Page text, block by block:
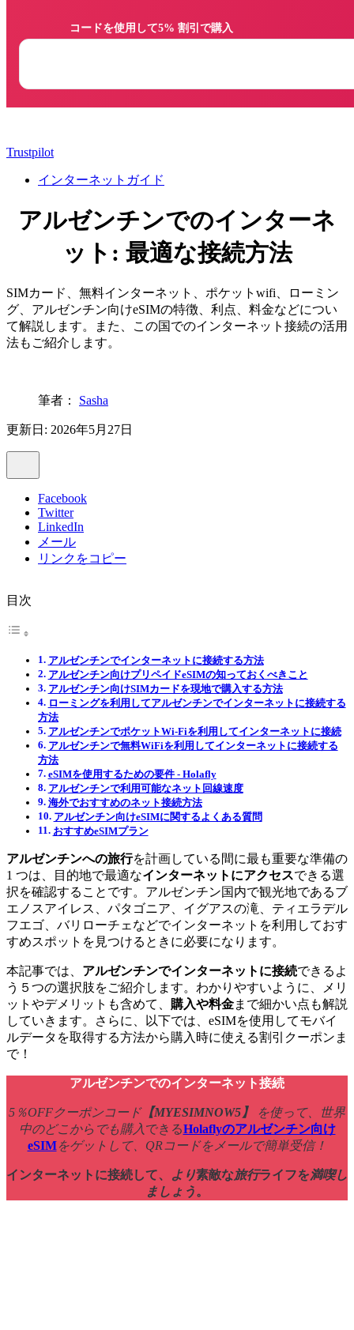
Trustpilot
インターネットガイド
アルゼンチンでのインターネ
ット: 最適な接続方法
SIMカード、無料インターネット、ポケットwifi、ローミン
グ、アルゼンチン向けeSIMの特徴、利点、料金などについ
て解説します。また、この国でのインターネット接続の活用
法もご紹介します。
筆者： Sasha
更新日: 2026年5月27日
Facebook
Twitter
LinkedIn
メール
リンクをコピー
目次
アルゼンチンでインターネットに接続する方法
アルゼンチン向けプリペイドeSIMの知っておくべきこと
アルゼンチン向けSIMカードを現地で購入する方法
ローミングを利用してアルゼンチンでインターネットに接続する
方法
アルゼンチンでポケットWi-Fiを利用してインターネットに接続
アルゼンチンで無料WiFiを利用してインターネットに接続する
方法
eSIMを使用するための要件 ‐ Holafly
アルゼンチンで利用可能なネット回線速度
海外でおすすめのネット接続方法
アルゼンチン向けeSIMに関するよくある質問
おすすめeSIMプラン
アルゼンチンへの旅行を計画している間に最も重要な準備の
1 つは、目的地で最適なインターネットにアクセスできる選
択を確認することです。アルゼンチン国内で観光地であるブ
エノスアイレス、パタゴニア、イグアスの滝、ティエラデル
フエゴ、バリローチェなどでインターネットを利用しておす
すめスポットを見つけるときに必要になります。
本記事では、 アルゼンチンでインターネットに接続できるよ
う５つの選択肢をご紹介します。わかりやすいように、メリ
ットやデメリットも含めて、 購入や料金まで細かい点も解説
していきます。さらに、以下では、eSIMを使用してモバイ
ルデータを取得する方法から購入時に使える割引クーポンま
で！
アルゼンチンでのインターネット接続
5％OFFクーポンコード【MYESIMNOW5】
を使って、世界
中のどこからでも購入 できるHolaflyのアルゼンチン向け
eSIMをゲットして、QRコードをメールで簡単受信！
インターネットに接続して、 より素敵な旅行ライフを満喫し
ましょう。